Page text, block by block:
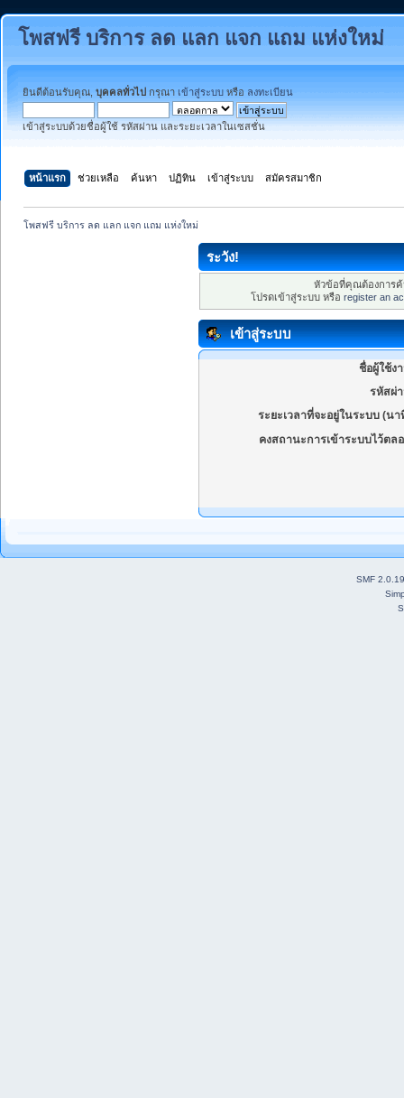
โพสฟรี บริการ ลด แลก แจก แถม แห่งใหม่
ยินดีต้อนรับคุณ, บุคคลทั่วไป กรุณา เข้าสู่ระบบ หรือ ลงทะเบียน
เข้าสู่ระบบด้วยชื่อผู้ใช้ รหัสผ่าน และระยะเวลาในเซสชั่น
หน้าแรก ช่วยเหลือ ค้นหา ปฏิทิน เข้าสู่ระบบ สมัครสมาชิก
โพสฟรี บริการ ลด แลก แจก แถม แห่งใหม่
ระวัง!
หัวข้อที่คุณต้องการ
โปรดเข้าสู่ระบบ หรือ register an
เข้าสู่ระบบ
ชื่อผู้ใช้ง
รหัสผ่
ระยะเวลาที่จะอยู่ในระบบ (นา
คงสถานะการเข้าระบบไว้ตล
SMF 2.0.19